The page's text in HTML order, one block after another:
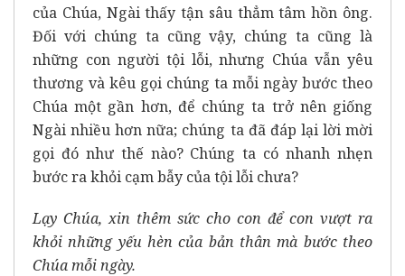
của Chúa, Ngài thấy tận sâu thẳm tâm hồn ông.
Đối với chúng ta cũng vậy, chúng ta cũng là
những con người tội lỗi, nhưng Chúa vẫn yêu
thương và kêu gọi chúng ta mỗi ngày bước theo
Chúa một gần hơn, để chúng ta trở nên giống
Ngài nhiều hơn nữa; chúng ta đã đáp lại lời mời
gọi đó như thế nào? Chúng ta có nhanh nhẹn
bước ra khỏi cạm bẫy của tội lỗi chưa?
Lạy Chúa, xin thêm sức cho con để con vượt ra
khỏi những yếu hèn của bản thân mà bước theo
Chúa mỗi ngày.